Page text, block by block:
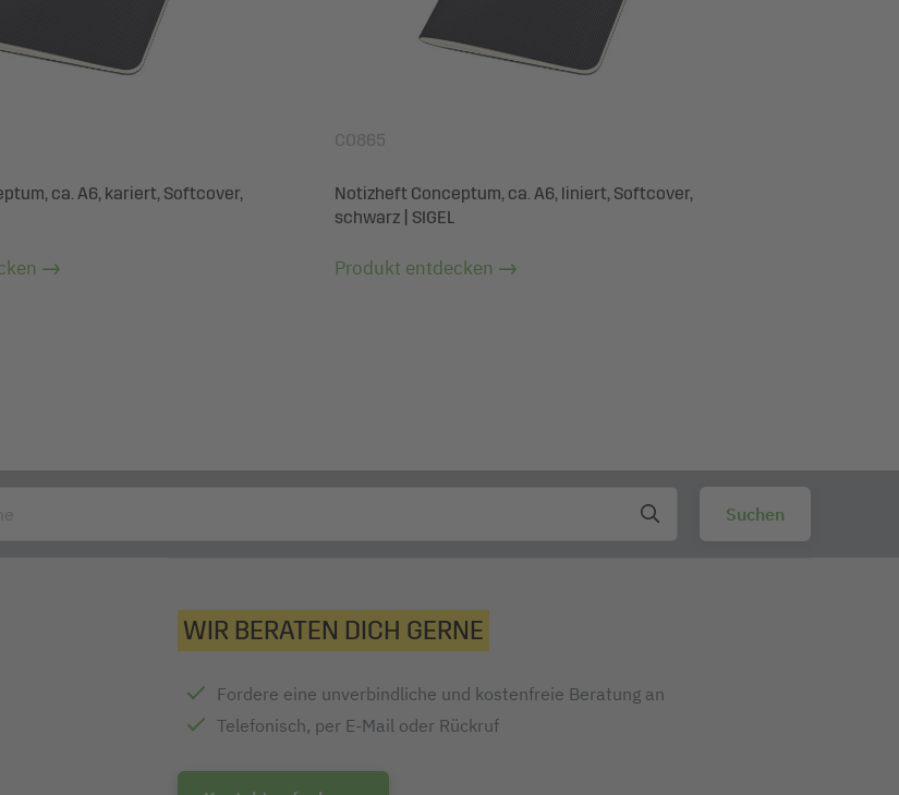
ca. A6, kariert, Softcover,
CO865
Notizheft Conceptum, ca. A6, liniert, Softcover,
schwarz | SIGEL
Produkt entdecken
WIR BERATEN DICH GERNE
Fordere eine unverbindliche und kostenfreie Beratung an
Telefonisch, per E-Mail oder Rückruf